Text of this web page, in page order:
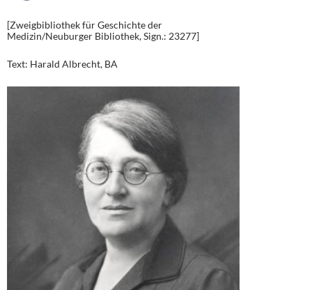
[Zweigbibliothek für Geschichte der
Medizin/Neuburger Bibliothek, Sign.: 23277]
Text: Harald Albrecht, BA